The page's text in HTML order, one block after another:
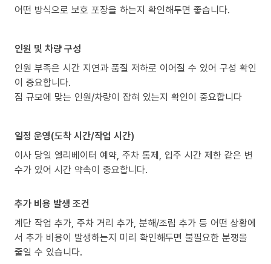
어떤 방식으로 보호 포장을 하는지 확인해두면 좋습니다.
인원 및 차량 구성
인원 부족은 시간 지연과 품질 저하로 이어질 수 있어 구성 확인
이 중요합니다.
짐 규모에 맞는 인원/차량이 잡혀 있는지 확인이 중요합니다
일정 운영(도착 시간/작업 시간)
이사 당일 엘리베이터 예약, 주차 통제, 입주 시간 제한 같은 변
수가 있어 시간 약속이 중요합니다.
추가 비용 발생 조건
계단 작업 추가, 주차 거리 추가, 분해/조립 추가 등 어떤 상황에
서 추가 비용이 발생하는지 미리 확인해두면 불필요한 분쟁을
줄일 수 있습니다.